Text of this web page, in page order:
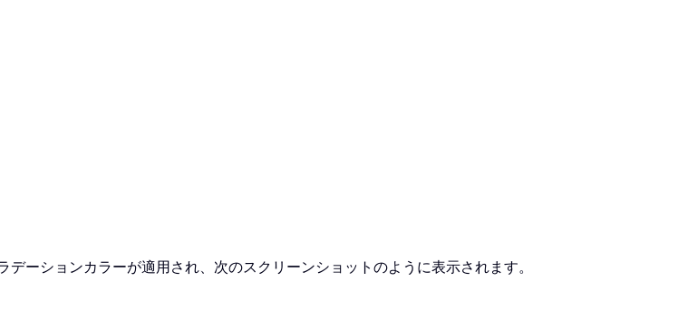
ーションカラーが適用され、次のスクリーンショットのように表示されます。